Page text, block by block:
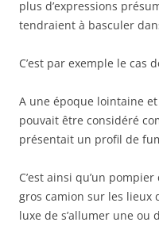
plus d’expressions
tendraient à basculer
C’est par exemple le cas
A une époque lointaine
pouvait être considéré
présentait un profil de
C’est ainsi qu’un
gros camion sur les lieux
luxe de s’allumer une ou